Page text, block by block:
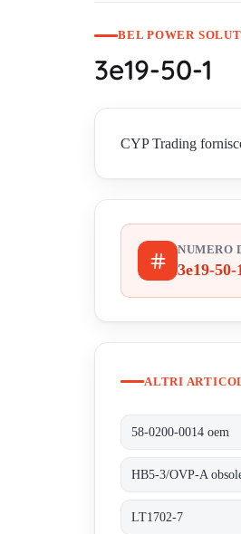
BEL POWER
3e19-50-1
CYP Trading
NUMERO
3e19-50-
ALTRI
58-0200-0014 oem
LT1702-7